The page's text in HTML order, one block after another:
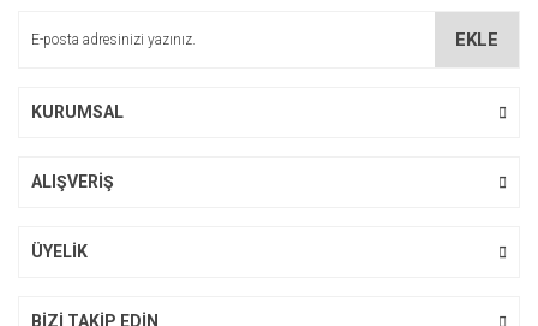
EKLE
KURUMSAL
ALIŞVERİŞ
ÜYELİK
BİZİ TAKİP EDİN